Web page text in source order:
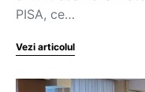
PISA, ce…
Vezi articolul